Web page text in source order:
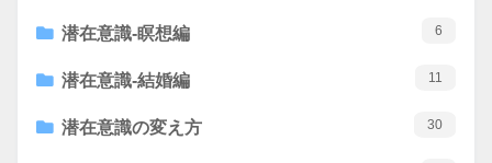
潜在意識-瞑想編 6
潜在意識-結婚編 11
潜在意識の変え方 30